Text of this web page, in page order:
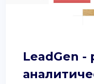
LeadGen -